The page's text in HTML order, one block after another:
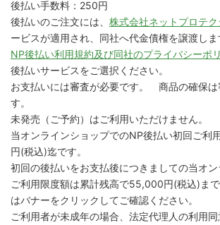
後払い手数料：250円
後払いのご注文には、 株式会社ネットプロテ
ービスが適用され、同社へ代金債権を譲渡しま
NP後払い利用規約及び同社のプライバシーポ
後払いサービスをご選択ください。
お支払いには審査が必要です。 商品の確保は
す。
未発売（ご予約）はご利用いただけません。
当オンラインショップでのNP後払い初回ご利
円(税込)迄です。
初回の後払いをお支払後につきましての当オ
ご利用限度額は累計残高で55,000円(税込)ま
はバナーをクリックしてご確認ください。
ご利用者が未成年の場合、法定代理人の利用